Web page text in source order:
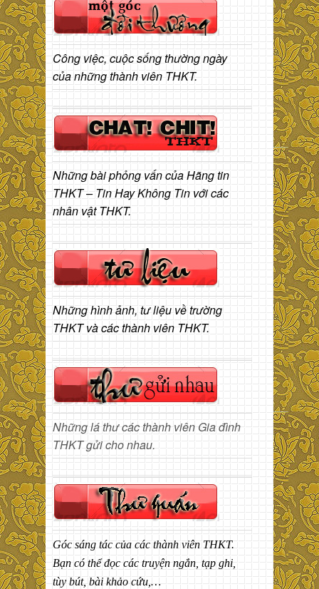
Công việc, cuộc sống thường ngày
của những thành viên THKT.
Những bài phỏng vấn của Hãng tin
THKT – Tin Hay Không Tin với các
nhân vật THKT.
Những hình ảnh, tư liệu về trường
THKT và các thành viên THKT.
Những lá thư các thành viên Gia đình
THKT gửi cho nhau.
Góc sáng tác của các thành viên THKT.
Bạn có thể đọc các truyện ngắn, tạp ghi,
tùy bút, bài khảo cứu,…